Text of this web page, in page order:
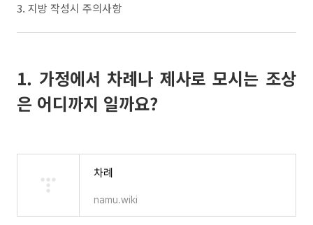
3. 지방 작성시 주의사항
1. 가정에서 차례나 제사로 모시는 조상
은 어디까지 일까요?
차례
namu.wiki